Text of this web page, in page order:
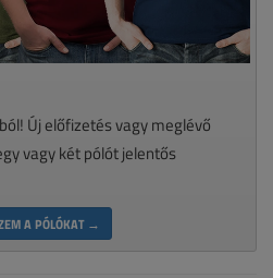
Új előfizetés vagy meglévő
vagy két pólót jelentős
A PÓLÓKAT →